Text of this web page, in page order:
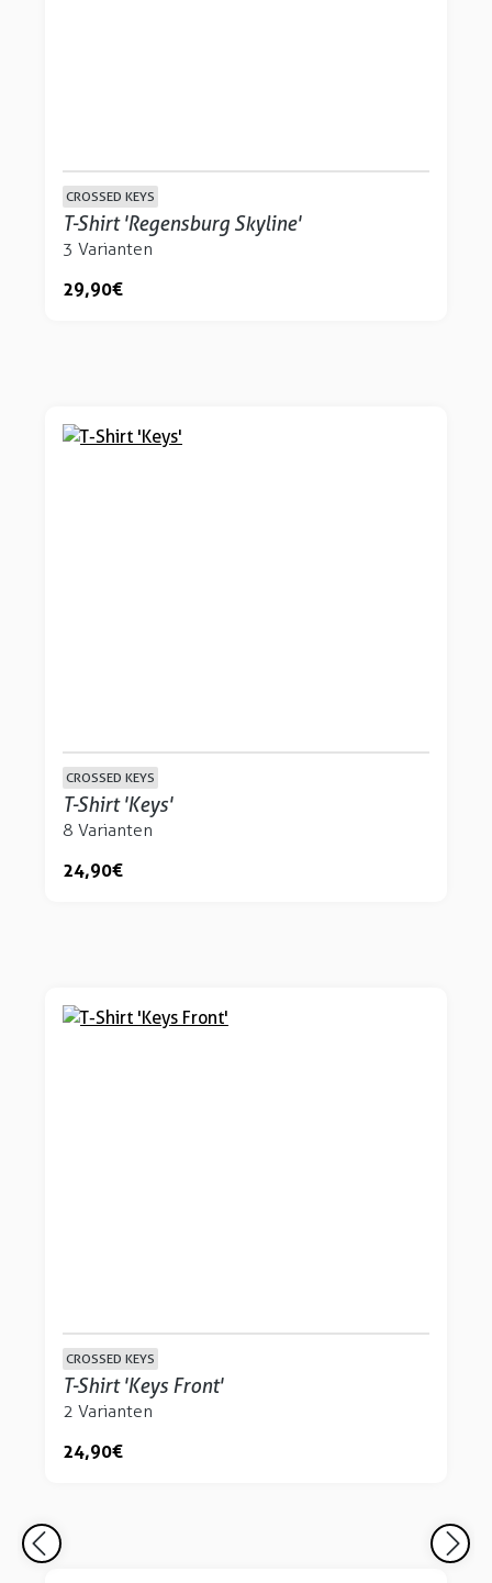
CROSSED KEYS
T-Shirt 'Regensburg Skyline'
3 Varianten
29,90 €
CROSSED KEYS
T-Shirt 'Keys'
8 Varianten
24,90 €
CROSSED KEYS
T-Shirt 'Keys Front'
2 Varianten
24,90 €